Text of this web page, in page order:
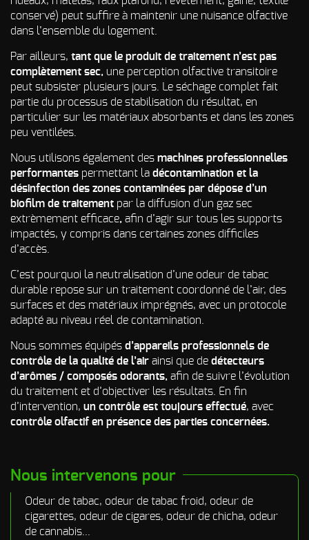
conservé) peut suffire à maintenir une nuisance olfactive
dans l’ensemble du logement.
Par ailleurs, tant que le produit de traitement n’est pas
complètement sec, une perception olfactive transitoire
peut subsister plusieurs jours. Le séchage complet fait
partie du processus de stabilisation du résultat, en
particulier sur les matériaux absorbants et dans les zones
peu ventilées.
Nous utilisons également des machines professionnelles
performantes permettant la décontamination et la
désinfection des zones contaminées par dépose d’un
biofilm de traitement par la diffusion d'un gaz sec
extrèmement efficace, afin d’agir sur tous les supports
impactés, y compris dans certaines zones difficiles
d’accès.
C’est pourquoi la neutralisation d’une odeur de tabac
durable repose sur un traitement coordonné de l’air, des
surfaces et des matériaux imprégnés, avec un protocole
adapté au niveau réel de contamination.
Nous sommes équipés d’appareils professionnels de
contrôle de la qualité de l’air ainsi que de détecteurs
d’arômes / composés odorants, afin de suivre l’évolution
du traitement et d’objectiver les résultats. En fin
d’intervention, un contrôle est toujours effectué, avec
contrôle olfactif en présence des parties concernées.
Nous intervenons pour
Odeur de tabac, odeur de tabac froid, odeur de
cigarettes, odeur de cigares, odeur de chicha, odeur
de cannabis...